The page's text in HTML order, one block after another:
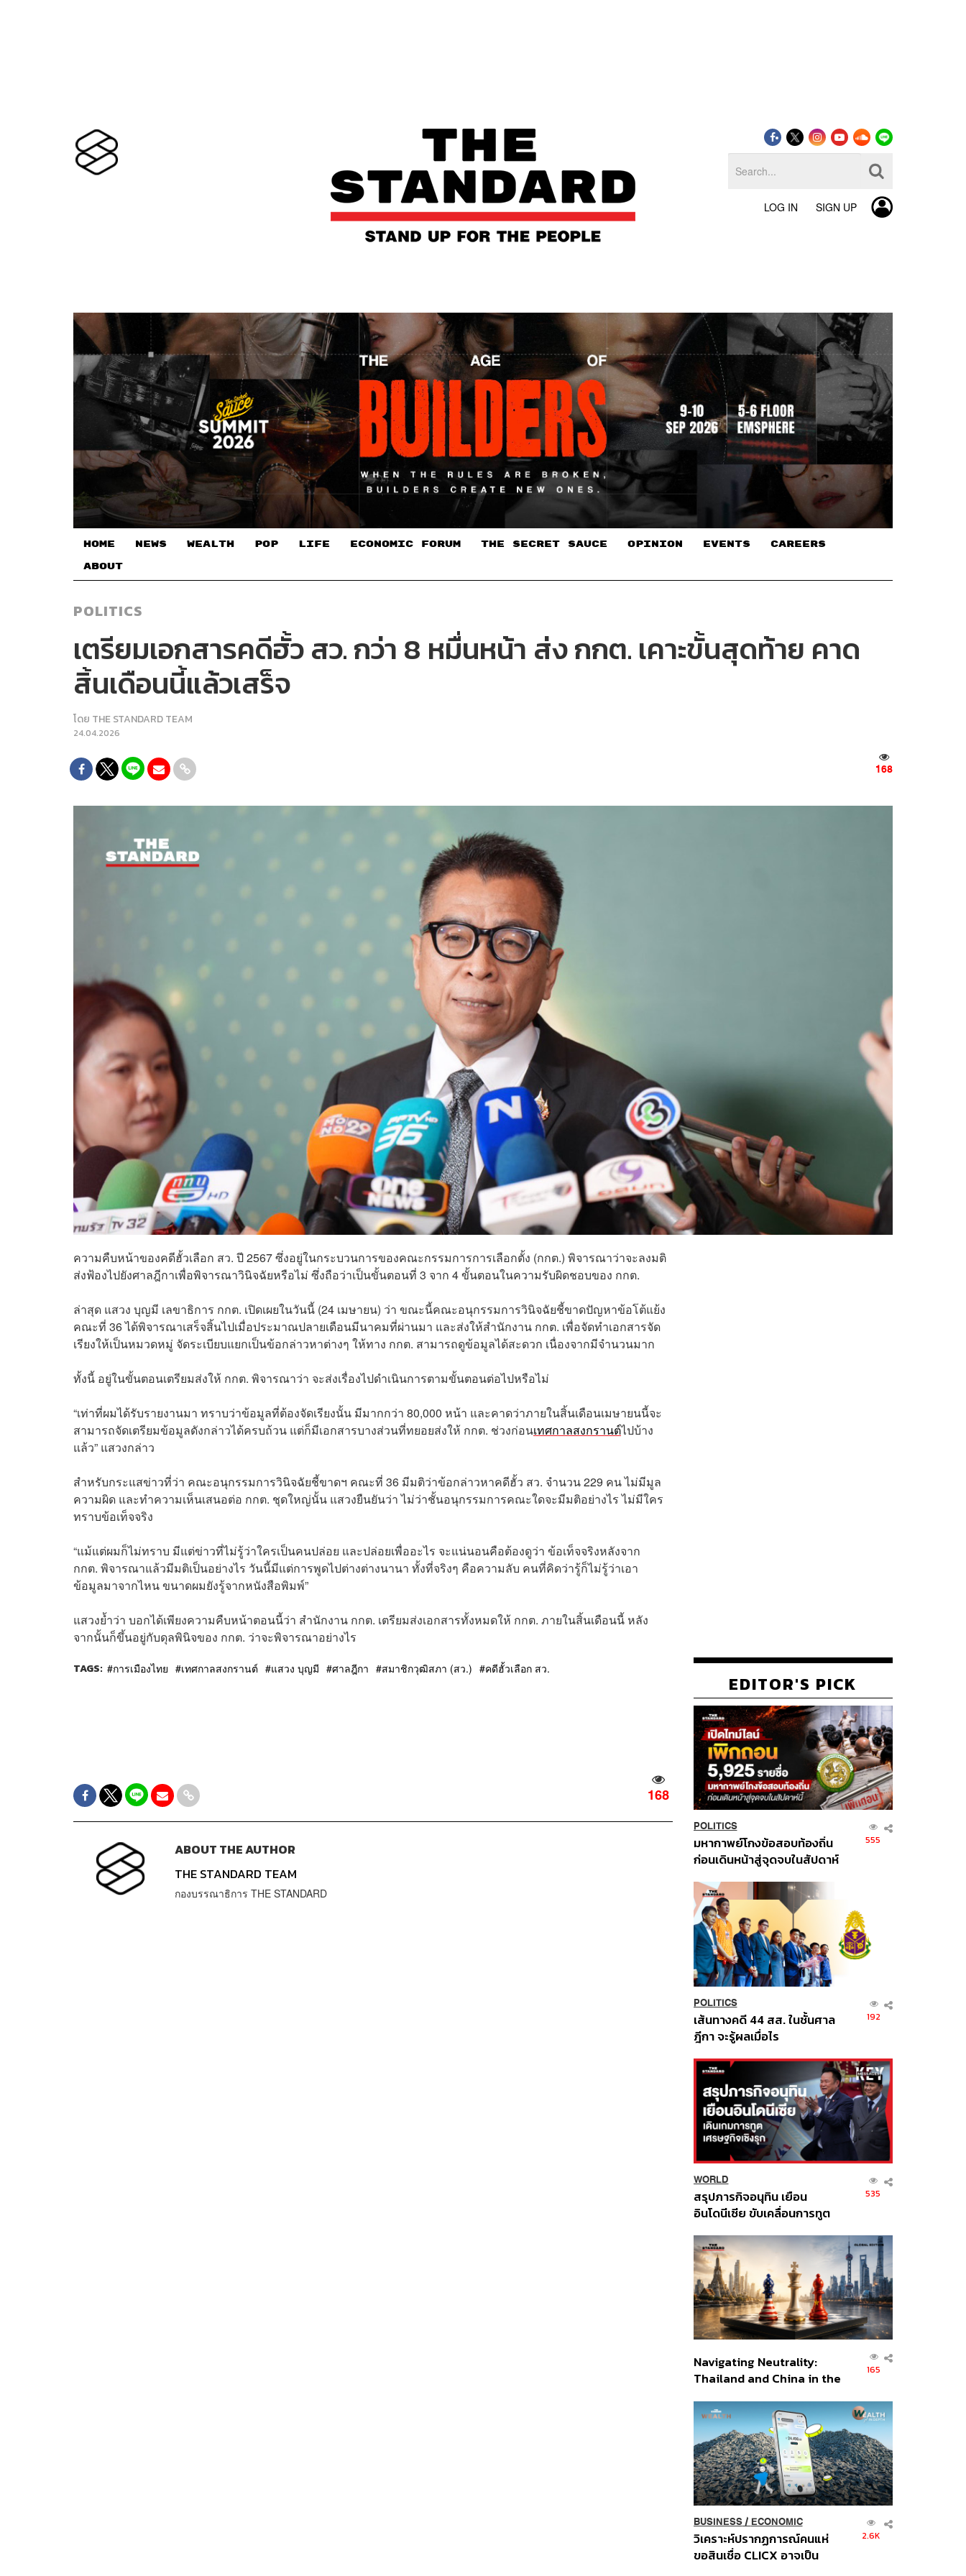
LOG IN SIGN UP
HOME NEWS WEALTH POP LIFE ECONOMIC FORUM THE SECRET SAUCE​ OPINION EVENTS CAREERS
ABOUT
POLITICS
เตรียมเอกสารคดีฮั้ว สว. กว่า 8 หมื่นหน้า ส่ง กกต. เคาะขั้นสุดท้าย คาด
สิ้นเดือนนี้แล้วเสร็จ
โดย THE STANDARD TEAM
24.04.2026
168
ความคืบหน้าของคดีฮั้วเลือก สว. ปี 2567 ซึ่งอยู่ในกระบวนการของคณะกรรมการการเลือกตั้ง (กกต.) พิจารณาว่าจะลงมติ
ส่งฟ้องไปยังศาลฎีกาเพื่อพิจารณาวินิจฉัยหรือไม่ ซึ่งถือว่าเป็นขั้นตอนที่ 3 จาก 4 ขั้นตอนในความรับผิดชอบของ กกต.
ล่าสุด แสวง บุญมี เลขาธิการ กกต. เปิดเผยในวันนี้ (24 เมษายน) ว่า ขณะนี้คณะอนุกรรมการวินิจฉัยชี้ขาดปัญหาข้อโต้แย้ง
คณะที่ 36 ได้พิจารณาเสร็จสิ้นไปเมื่อประมาณปลายเดือนมีนาคมที่ผ่านมา และส่งให้สำนักงาน กกต. เพื่อจัดทำเอกสารจัด
เรียงให้เป็นหมวดหมู่ จัดระเบียบแยกเป็นข้อกล่าวหาต่างๆ ให้ทาง กกต. สามารถดูข้อมูลได้สะดวก เนื่องจากมีจำนวนมาก
ทั้งนี้ อยู่ในขั้นตอนเตรียมส่งให้ กกต. พิจารณาว่า จะส่งเรื่องไปดำเนินการตามขั้นตอนต่อไปหรือไม่
“เท่าที่ผมได้รับรายงานมา ทราบว่าข้อมูลที่ต้องจัดเรียงนั้น มีมากกว่า 80,000 หน้า และคาดว่าภายในสิ้นเดือนเมษายนนี้จะ
สามารถจัดเตรียมข้อมูลดังกล่าวได้ครบถ้วน แต่ก็มีเอกสารบางส่วนที่ทยอยส่งให้ กกต. ช่วงก่อนเทศกาลสงกรานต์ไปบ้าง
แล้ว” แสวงกล่าว
สำหรับกระแสข่าวที่ว่า คณะอนุกรรมการวินิจฉัยชี้ขาดฯ คณะที่ 36 มีมติว่าข้อกล่าวหาคดีฮั้ว สว. จำนวน 229 คน ไม่มีมูล
ความผิด และทำความเห็นเสนอต่อ กกต. ชุดใหญ่นั้น แสวงยืนยันว่า ไม่ว่าชั้นอนุกรรมการคณะใดจะมีมติอย่างไร ไม่มีใคร
ทราบข้อเท็จจริง
“แม้แต่ผมก็ไม่ทราบ มีแต่ข่าวที่ไม่รู้ว่าใครเป็นคนปล่อย และปล่อยเพื่ออะไร จะแน่นอนคือต้องดูว่า ข้อเท็จจริงหลังจาก
กกต. พิจารณาแล้วมีมติเป็นอย่างไร วันนี้มีแต่การพูดไปต่างต่างนานา ทั้งที่จริงๆ คือความลับ คนที่คิดว่ารู้ก็ไม่รู้ว่าเอา
ข้อมูลมาจากไหน ขนาดผมยังรู้จากหนังสือพิมพ์”
แสวงย้ำว่า บอกได้เพียงความคืบหน้าตอนนี้ว่า สำนักงาน กกต. เตรียมส่งเอกสารทั้งหมดให้ กกต. ภายในสิ้นเดือนนี้ หลัง
จากนั้นก็ขึ้นอยู่กับดุลพินิจของ กกต. ว่าจะพิจารณาอย่างไร
TAGS: การเมืองไทย เทศกาลสงกรานต์ แสวง บุญมี ศาลฎีกา สมาชิกวุฒิสภา (สว.) คดีฮั้วเลือก สว.
168
ABOUT THE AUTHOR
THE STANDARD TEAM
กองบรรณาธิการ THE STANDARD
EDITOR'S PICK
POLITICS
มหากาพย์โกงข้อสอบท้องถิ่น
ก่อนเดินหน้าสู่จุดจบในสัปดาห์
555
POLITICS
เส้นทางคดี 44 สส. ในชั้นศาล
ฎีกา จะรู้ผลเมื่อไร
192
WORLD
สรุปภารกิจอนุทิน เยือน
อินโดนีเซีย ขับเคลื่อนการทูต
ส่วนยุทธศาสตร์ไทย –
อินโดนีเซีย
535
Navigating Neutrality:
Thailand and China in the
Order
165
BUSINESS/ ECONOMIC
วิเคราะห์ปรากฏการณ์คนแห่
ขอสินเชื่อ CLICX อาจเป็น
2.6K